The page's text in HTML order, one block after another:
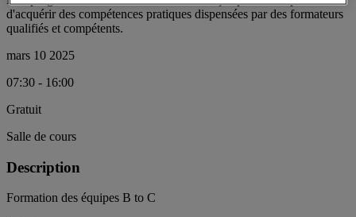
d'acquérir des compétences pratiques dispensées par des formateurs
qualifiés et compétents.
mars 10 2025
07:30 - 16:00
Gratuit
Salle de cours
Description
Formation des équipes B to C